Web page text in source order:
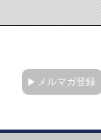
メルマガ登録